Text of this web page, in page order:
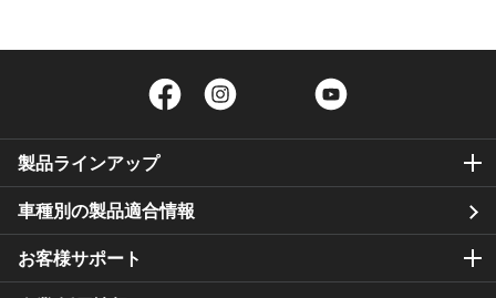
Facebook Twitter
製品ラインアップ
車種別の製品適合情報
お客様サポート